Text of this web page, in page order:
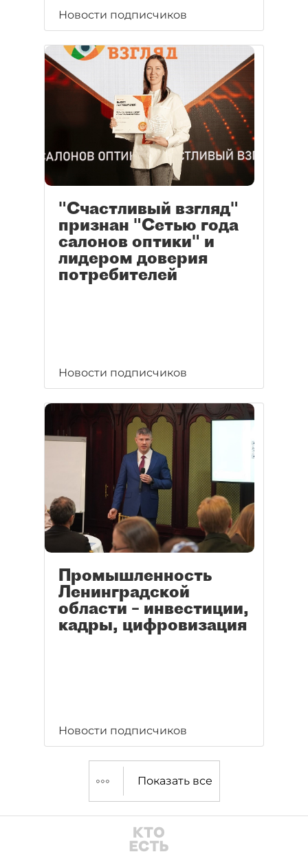
Новости подписчиков
"Счастливый взгляд"
признан "Сетью года
салонов оптики" и
лидером доверия
потребителей
Новости подписчиков
Промышленность
Ленинградской
области – инвестиции,
кадры, цифровизация
Новости подписчиков
Показать все